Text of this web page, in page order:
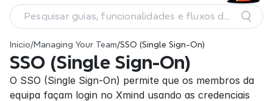
Início/Managing Your Team/SSO (Single Sign-On)
SSO (Single Sign-On)
O SSO (Single Sign-On) permite que os membros da
equipa façam login no Xmind usando as credenciais
Pesquisar guias, funcionalidades e fluxos de
trabalho